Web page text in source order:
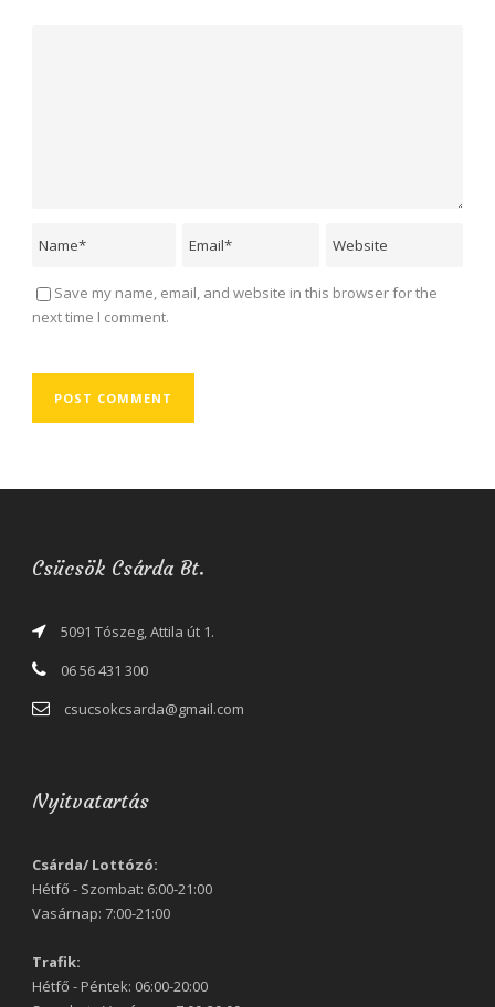
Save my name, email, and website in this browser for the
next time I comment.
Csücsök Csárda Bt.
5091 Tószeg, Attila út 1.
06 56 431 300
csucsokcsarda@gmail.com
Nyitvatartás
Csárda/ Lottózó:
Hétfő - Szombat: 6:00-21:00
Vasárnap: 7:00-21:00
Trafik:
Hétfő - Péntek: 06:00-20:00